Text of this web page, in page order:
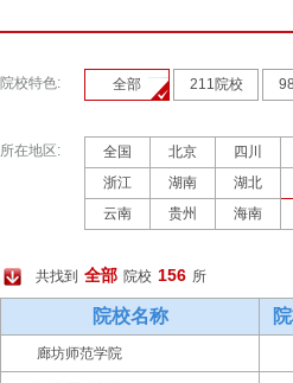
院校特色: 全部 211院校
所在地区: 全国 北京 四川
浙江
湖南 湖北
云南
贵州 海南
共找到 全部 院校 156 所
院校名称
廊坊师范学院